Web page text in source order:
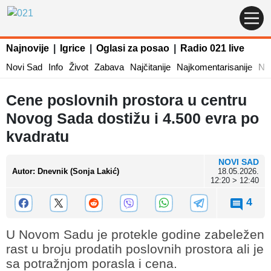
Najnovije Igrice Oglasi za posao
Radio 021 live
Novi Sad
Info Život Zabava Najčitanije Najkomentarisanije
Cene poslovnih prostora u centru
Novog Sada dostižu i 4.500 evra po
kvadratu
Autor: Dnevnik (Sonja Lakić)
NOVI SAD
18.05.2026.
12:20 > 12:40
4
U Novom Sadu je protekle godine zabeležen
rast u broju prodatih poslovnih prostora ali je
sa potražnjom porasla i cena.